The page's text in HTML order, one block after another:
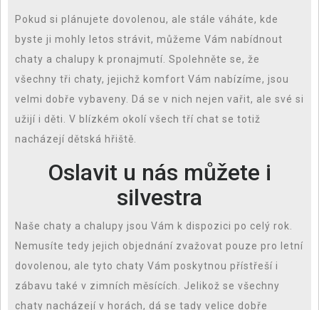
Pokud si plánujete dovolenou, ale stále váháte, kde
byste ji mohly letos strávit, můžeme Vám nabídnout
chaty a chalupy k pronajmutí . Spolehněte se, že
všechny tři chaty, jejichž komfort Vám nabízíme, jsou
velmi dobře vybaveny. Dá se v nich nejen vařit, ale své si
užijí i děti. V blízkém okolí všech tří chat se totiž
nacházejí dětská hřiště.
Oslavit u nás můžete i
silvestra
Naše chaty a chalupy jsou Vám k dispozici po celý rok.
Nemusíte tedy jejich objednání zvažovat pouze pro letní
dovolenou, ale tyto chaty Vám poskytnou přístřeší i
zábavu také v zimních měsících. Jelikož se všechny
chaty nacházejí v horách, dá se tady velice dobře